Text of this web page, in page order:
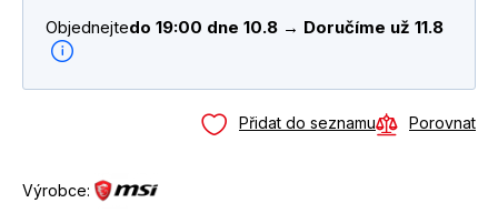
Objednejtedo 19:00 dne 10.8 → Doručíme už 11.8
Přidat do seznamu Porovnat
Výrobce: